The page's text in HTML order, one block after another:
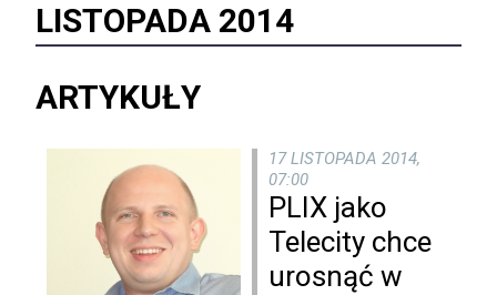
LISTOPADA 2014
ARTYKUŁY
17 LISTOPADA 2014,
07:00
PLIX jako
Telecity chce
urosnąć w